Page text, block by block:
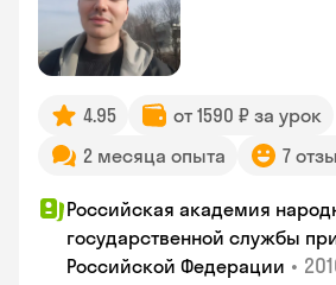
4.95
от 1590 ₽ за урок
2 месяца опыта
7
Российская академия
государственной службы
Российской Федерации •